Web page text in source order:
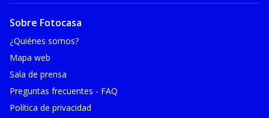
Sobre Fotocasa
¿Quiénes somos?
Mapa web
Sala de prensa
Preguntas frecuentes - FAQ
Política de privacidad